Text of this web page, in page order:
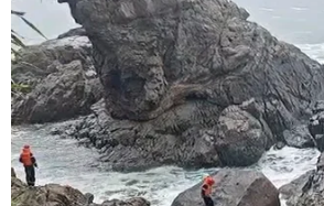
Quảng Trị quyết tâm bàn giao sớm
mặt bằng Dự án Nhà máy điện gió
LIG-Hướng Hóa 1
08/08/2026 02:33